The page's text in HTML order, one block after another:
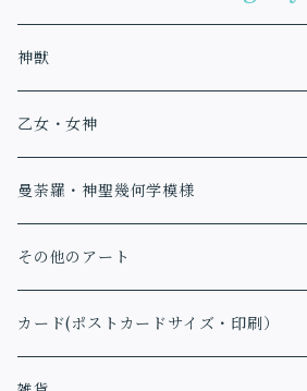
神獣
乙女・女神
曼荼羅・神聖幾何学模様
その他のアート
カード(ポストカードサイズ・印刷）